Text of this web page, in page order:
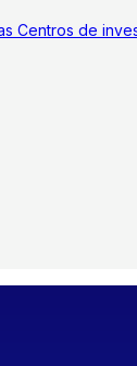
Centros de